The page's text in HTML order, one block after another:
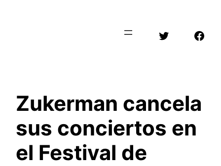
Twitter
Zukerman cancela
sus conciertos en
el Festival de